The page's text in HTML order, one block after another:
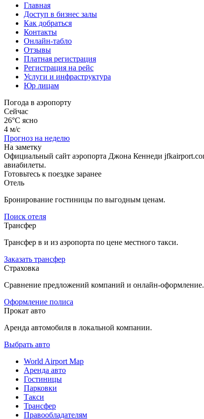
Главная
Доступ в бизнес залы
Как добраться
Контакты
Онлайн-табло
Отзывы
Платная регистрация
Регистрация на рейс
Услуги и инфраструктура
Юр лицам
Погода в аэропорту
Сейчас
26°C ясно
4 м/с
Прогноз на неделю
На заметку
Официальный сайт аэропорта Джона Кеннеди
авиабилеты.
Готовьтесь к поездке заранее
Отель
Бронирование гостиницы по выгодным ценам.
Поиск отеля
Трансфер
Трансфер в и из аэропорта по цене местного такси.
Заказать трансфер
Страховка
Сравнение предложений компаний и онлайн-оформление.
Оформление полиса
Прокат авто
Аренда автомобиля в локальной компании.
Выбрать авто
World Airport Map
Аренда авто
Гостиницы
Парковки
Такси
Трансфер
Правообладателям